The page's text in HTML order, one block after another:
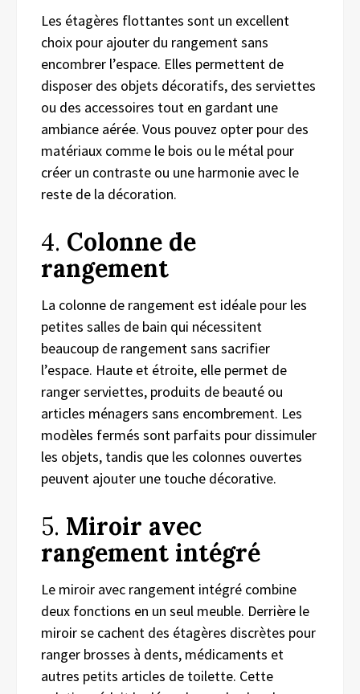
Les étagères flottantes sont un excellent
choix pour ajouter du rangement sans
encombrer l’espace. Elles permettent de
disposer des objets décoratifs, des serviettes
ou des accessoires tout en gardant une
ambiance aérée. Vous pouvez opter pour des
matériaux comme le bois ou le métal pour
créer un contraste ou une harmonie avec le
reste de la décoration.
4. Colonne de
rangement
La colonne de rangement est idéale pour les
petites salles de bain qui nécessitent
beaucoup de rangement sans sacrifier
l’espace. Haute et étroite, elle permet de
ranger serviettes, produits de beauté ou
articles ménagers sans encombrement. Les
modèles fermés sont parfaits pour dissimuler
les objets, tandis que les colonnes ouvertes
peuvent ajouter une touche décorative.
5. Miroir avec
rangement intégré
Le miroir avec rangement intégré combine
deux fonctions en un seul meuble. Derrière le
miroir se cachent des étagères discrètes pour
ranger brosses à dents, médicaments et
autres petits articles de toilette. Cette